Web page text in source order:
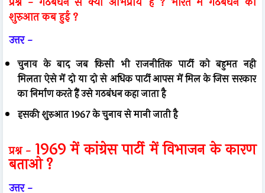
शुरुआत कब हुई ?
उत्तर -
चुनाव के बाद जब किसी भी राजनीतिक पार्टी को बहुमत नही
मिलताऐसे में दो या दो से अधिक पार्टी आपस में मिल के जिस सरकार
का निर्माण करते हैं उसे गठबंधन कहा जाता है
इसकी शुरुआत 1967 के चुनाव से मानी जाती है
प्रश्न - 1969में कांग्रेस पार्टी में विभाजन के कारण
बताओ ?
उत्तर -